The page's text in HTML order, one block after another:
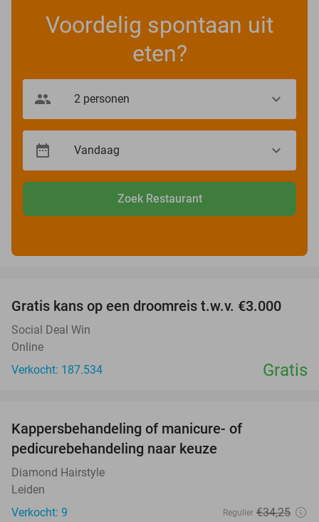
Voordelig spontaan uit
eten?
Zoek Restaurant
Gratis kans op een droomreis t.w.v. €3.000
Social Deal Win
Online
Verkocht: 187.534
Gratis
Kappersbehandeling of manicure- of
pedicurebehandeling naar keuze
Diamond Hairstyle
Leiden
Verkocht: 9
Regulier €34,25